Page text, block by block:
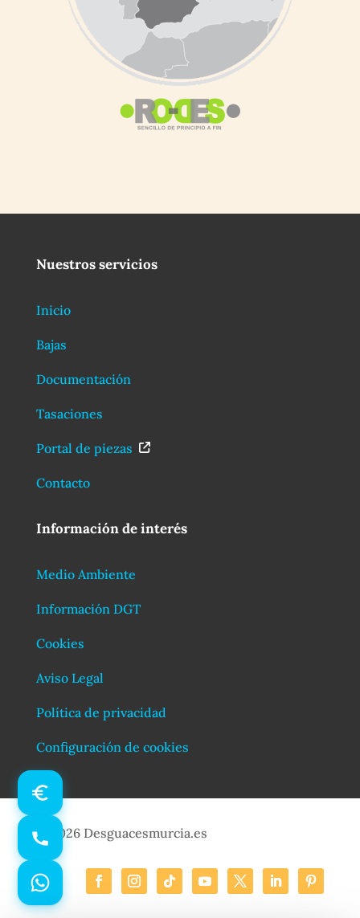
Nuestros servicios
Inicio
Bajas
Documentación
Tasaciones
Portal de piezas
Contacto
Información de interés
Medio Ambiente
Información DGT
Cookies
Aviso Legal
Política de privacidad
Configuración de cookies
© 2026 Desguacesmurcia.es